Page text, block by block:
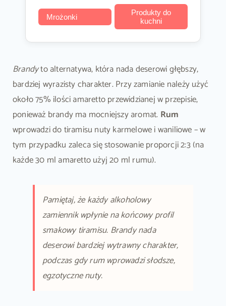
Mrożonki
Produkty do
kuchni
Brandyto alternatywa, która nada deserowi głębszy,
bardziej wyrazisty charakter. Przy zamianie należy użyć
około 75% ilości amaretto przewidzianej w przepisie,
ponieważ brandy ma mocniejszy aromat. Rum
wprowadzi do tiramisu nuty karmelowe i waniliowe – w
tym przypadku zaleca się stosowanie proporcji 2:3 (na
każde 30 ml amaretto użyj 20 ml rumu).
Pamiętaj, że każdy alkoholowy
zamiennik wpłynie na końcowy profil
smakowy tiramisu. Brandy nada
deserowi bardziej wytrawny charakter,
podczas gdy rum wprowadzi słodsze,
egzotyczne nuty.